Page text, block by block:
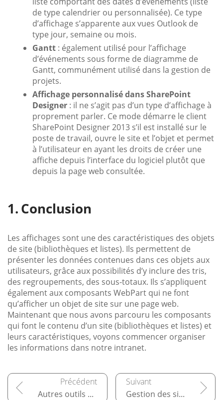
de type calendrier ou personnalisée). Ce type
d’affichage s’apparente aux vues Outlook de
type jour, semaine ou mois.
Gantt : également utilisé pour l’affichage
d’événements sous forme de diagramme de
Gantt, communément utilisé dans la gestion de
projets.
Affichage personnalisé dans SharePoint
Designer : il ne s’agit pas d’un type d’affichage à
proprement parler. Ce mode démarre le client
SharePoint Designer 2013 s’il est installé sur le
poste de travail, ouvre le site et l’objet et permet
à l’utilisateur en ayant les droits de créer une
affiche depuis l’interface du logiciel plutôt que
depuis la page web consultée.
Conclusion
Les affichages sont une des caractéristiques des objets
de site (bibliothèques et listes). Ils permettent de
présenter les données contenues dans ces objets aux
utilisateurs, grâce aux possibilités d’y inclure des tris,
des regroupements, des sous-totaux. Ils s’appliquent
également aux composants WebPart qui ne font
qu’afficher un objet de site sur une page web.
Maintenant que nous avons parcouru les composants
qui font le contenu d’un site (bibliothèques et listes) et
leurs caractéristiques, voyons commencer organiser
les informations dans notre intranet.
Autres outils collaboratifs Gestion des sites